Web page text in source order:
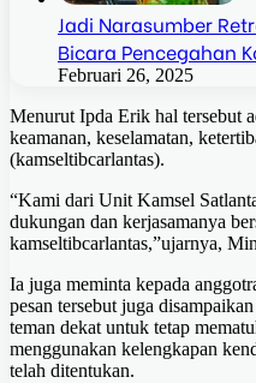
Jadi Narasumber
Bicara Pencegahan
Februari 26, 2025
Menurut Ipda Erik hal tersebut
keamanan, keselamatan,
(kamseltibcarlantas).
“Kami dari Unit Kamsel
dukungan dan kerjasamanya
kamseltibcarlantas,”ujarnya,
Ia juga meminta kepada
pesan tersebut juga
teman dekat untuk tetap
menggunakan kelengkapan
telah ditentukan.